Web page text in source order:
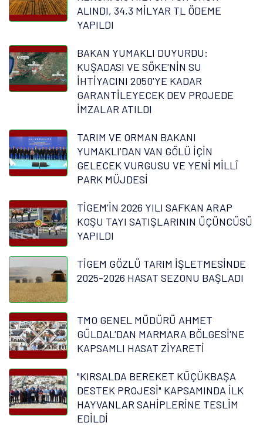
ALINDI, 34,3 MİLYAR TL ÖDEME
YAPILDI
BAKAN YUMAKLI DUYURDU:
KUŞADASI VE SÖKE'NİN SU
İHTİYACINI 2050'YE KADAR
GARANTİLEYECEK DEV PROJEDE
İMZALAR ATILDI
TARIM VE ORMAN BAKANI
YUMAKLI'DAN VAN GÖLÜ İÇİN
GELECEK VURGUSU VE YENİ MİLLÎ
PARK MÜJDESİ
TİGEM’İN 2026 YILI SAFKAN ARAP
KOŞU TAYI SATIŞLARININ ÜÇÜNCÜSÜ
YAPILDI
TİGEM GÖZLÜ TARIM İŞLETMESİNDE
2025-2026 HASAT SEZONU BAŞLADI
TMO GENEL MÜDÜRÜ AHMET
GÜLDAL'DAN MARMARA BÖLGESİ'NE
KAPSAMLI HASAT ZİYARETİ
"KIRSALDA BEREKET KÜÇÜKBAŞA
DESTEK PROJESİ" KAPSAMINDA İLK
HAYVANLAR SAHİPLERİNE TESLİM
EDİLDİ